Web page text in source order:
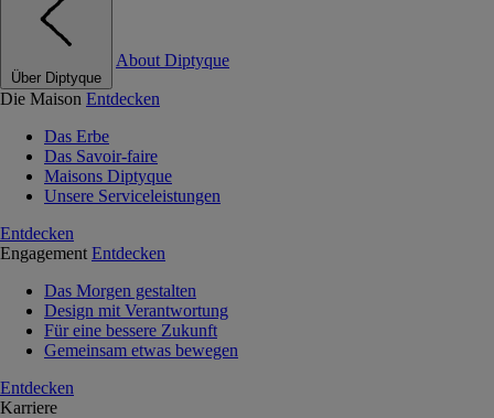
Über Diptyque
About Diptyque
Die Maison Entdecken
Das Erbe
Das Savoir-faire
Maisons Diptyque
Unsere Serviceleistungen
Entdecken
Engagement Entdecken
Das Morgen gestalten
Design mit Verantwortung
Für eine bessere Zukunft
Gemeinsam etwas bewegen
Entdecken
Karriere